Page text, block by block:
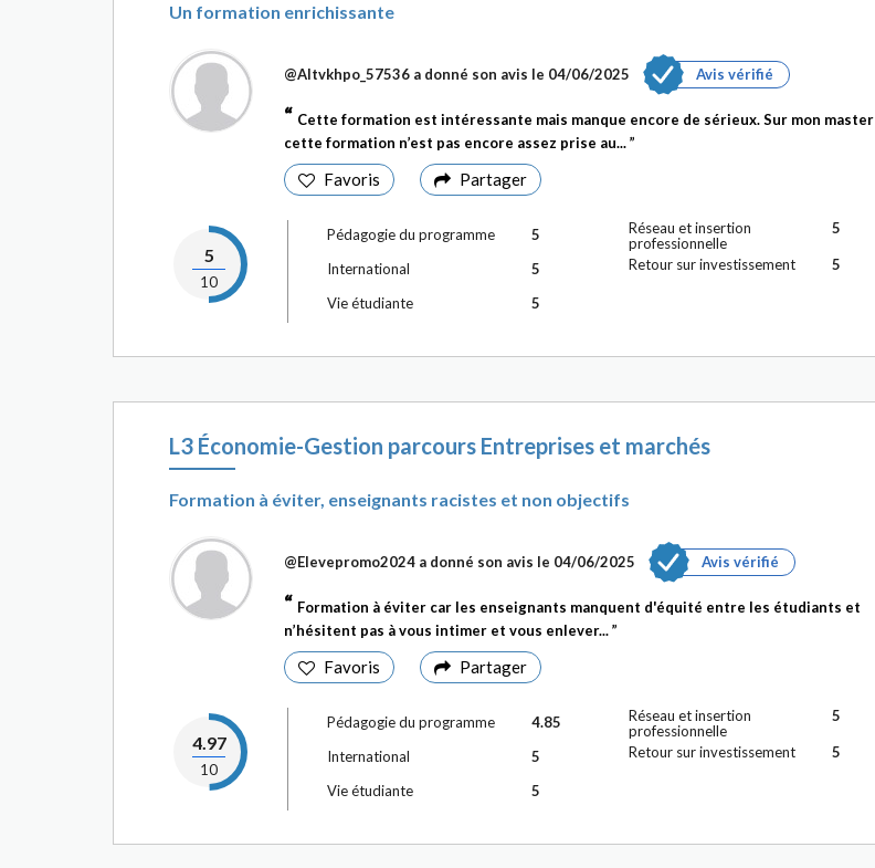
Un formation enrichissante
@Altvkhpo_57536 a donné son avis le 04/06/2025 Avis vérifié
Cette formation est intéressante mais manque encore de sérieux. Sur mon master
cette formation n’est pas encore assez prise au...
Favoris Partager
5
10
Pédagogie du programme
5
International
5
Vie étudiante
5
Réseau et insertion
professionnelle
5
Retour sur investissement 5
L3 Économie-Gestion parcours Entreprises et marchés
Formation à éviter, enseignants racistes et non objectifs
@Elevepromo2024 a donné son avis le 04/06/2025 Avis vérifié
Formation à éviter car les enseignants manquent d'équité entre les étudiants et
n’hésitent pas à vous intimer et vous enlever...
Favoris Partager
4.97
10
Pédagogie du programme
4.85
International
5
Vie étudiante
5
Réseau et insertion
professionnelle
5
Retour sur investissement 5